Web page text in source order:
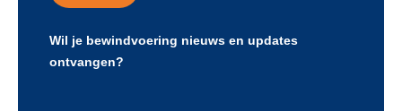
Wil je bewindvoering nieuws en updates
ontvangen?